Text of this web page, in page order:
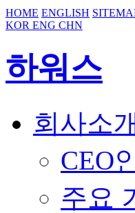
HOME ENGLISH
KOR ENG CHN
하워스
회사소
CEO
주요